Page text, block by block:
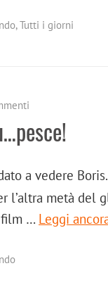
,Tutti i giorni
a vedere
l’altra metà del
film … Leggi